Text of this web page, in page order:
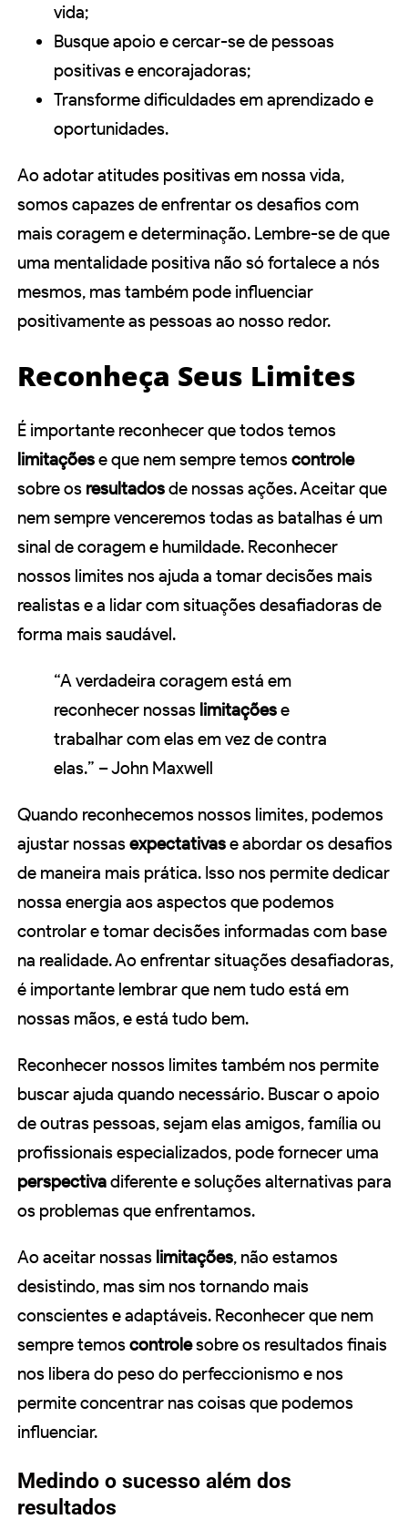
vida;
Busque apoio e cercar-se de pessoas
positivas e encorajadoras;
Transforme dificuldades em aprendizado e
oportunidades.
Ao adotar atitudes positivas em nossa vida,
somos capazes de enfrentar os desafios com
mais coragem e determinação. Lembre-se de que
uma mentalidade positiva não só fortalece a nós
mesmos, mas também pode influenciar
positivamente as pessoas ao nosso redor.
Reconheça Seus Limites
É importante reconhecer que todos temos
limitaçõese que nem sempre temoscontrole
sobre os resultadosde nossas ações. Aceitar que
nem sempre venceremos todas as batalhas é um
sinal de coragem e humildade. Reconhecer
nossos limites nos ajuda a tomar decisões mais
realistas e a lidar com situações desafiadoras de
forma mais saudável.
“A verdadeira coragem está em
reconhecer nossas limitaçõese
trabalhar com elas em vez de contra
elas.” – John Maxwell
Quando reconhecemos nossos limites, podemos
ajustar nossasexpectativase abordar os desafios
de maneira mais prática. Isso nos permite dedicar
nossa energia aos aspectos que podemos
controlar e tomar decisões informadas com base
na realidade. Ao enfrentar situações desafiadoras,
é importante lembrar que nem tudo está em
nossas mãos, e está tudo bem.
Reconhecer nossos limites também nos permite
buscar ajuda quando necessário. Buscar o apoio
de outras pessoas, sejam elas amigos, família ou
profissionais especializados, pode fornecer uma
perspectivadiferente e soluções alternativas para
os problemas que enfrentamos.
Ao aceitar nossas limitações, não estamos
desistindo, mas sim nos tornando mais
conscientes e adaptáveis. Reconhecer que nem
sempre temoscontrolesobre os resultados finais
nos libera do peso do perfeccionismo e nos
permite concentrar nas coisas que podemos
influenciar.
Medindo o sucesso além dos
resultados